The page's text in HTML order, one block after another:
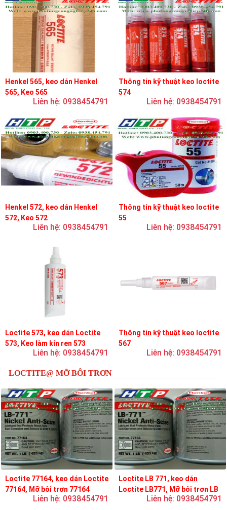
Henkel 565, keo dán Henkel
565, Keo 565
Liên hệ: 0938454791
Thông tin kỹ thuật keo loctite
574
Liên hệ: 0938454791
Henkel 572, keo dán Henkel
572, Keo 572
Liên hệ: 0938454791
Thông tin kỹ thuật keo loctite
55
Liên hệ: 0938454791
Loctite 573, keo dán Loctite
573, Keo làm kín ren 573
Liên hệ: 0938454791
Thông tin kỹ thuật keo loctite
567
Liên hệ: 0938454791
LOCTITE@ MỠ BÔI TRƠN
Loctite 77164, keo dán Loctite
77164, Mỡ bôi trơn 77164
Liên hệ: 0938454791
Loctite LB 771, keo dán
Loctite LB771, Mỡ bôi trơn LB
Liên hệ: 0938454791